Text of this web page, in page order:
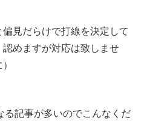
見だらけで打線を決定して
めますが対応は致しませ
記事が多いのでこんなくだ